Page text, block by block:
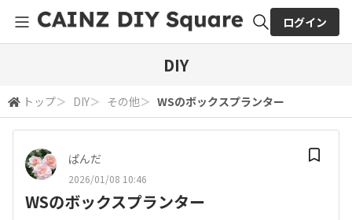
検索
ログイン
DIY
トップ＞ DIY＞ その他＞ WSのボックスプランター
ぱんだ
2026/01/08 10:46
WSのボックスプランター